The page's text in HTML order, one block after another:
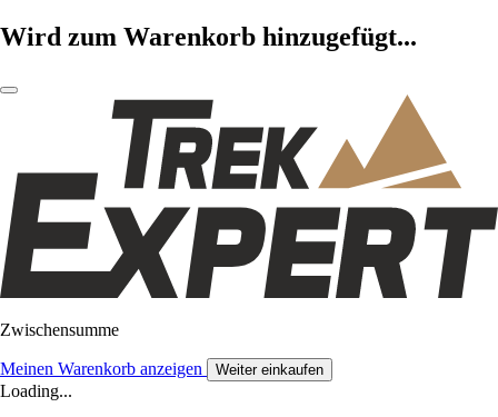
Wird zum Warenkorb hinzugefügt...
Zwischensumme
Meinen Warenkorb anzeigen Weiter einkaufen
Loading...